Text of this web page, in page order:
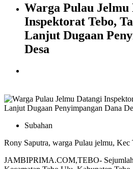
Warga Pulau Jelmu
Inspektorat Tebo,
Lanjut Dugaan
Desa
Subahan
Rony Saputra, warga Pulau jelmu, Kec
JAMBIPRIMA.COM,TEBO- Sejumlah